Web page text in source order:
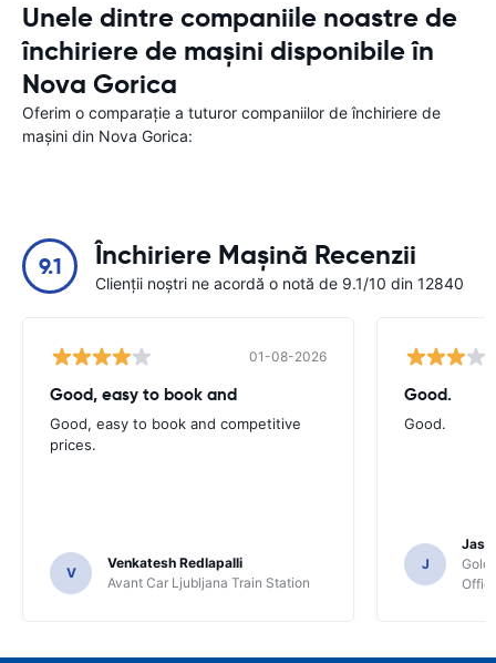
Unele dintre companiile noastre de
închiriere de mașini disponibile în
Nova Gorica
Oferim o comparație a tuturor companiilor de închiriere de
mașini din Nova Gorica:
9.1 Închiriere Mașină Recenzii
Clienții noștri ne acordă o notă de 9.1/10 din 12840
01-08-2026
Good, easy to book and
Good, easy to book and competitive
prices.
V
Venkatesh Redlapalli
Avant Car Ljubljana Train Station
Good.
Good.
J